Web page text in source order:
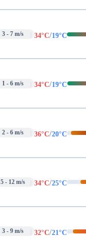
3 - 7 m/s 34°C/19°C
1 - 6 m/s 34°C/19°C
2 - 6 m/s 36°C/20°C
5 - 12 m/s 34°C/25°C
3 - 9 m/s 32°C/21°C